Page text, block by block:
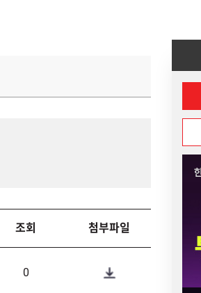
조회 첨부파일
0